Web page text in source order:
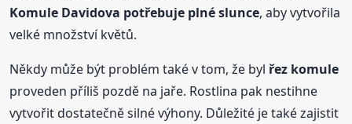
Komule Davidova potřebuje plné slunce, aby vytvořila
velké množství květů.
Někdy může být problém také v tom, že bylřez komule
proveden příliš pozdě na jaře. Rostlina pak nestihne
vytvořit dostatečně silné výhony. Důležité je také zajistit